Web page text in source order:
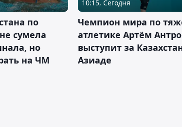
по
сумела
но
на ЧМ
10:15, Сегодня
Чемпион мира по
атлетике Артём
выступит за
Азиаде